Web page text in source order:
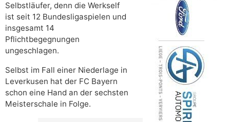
Selbstläufer, denn die Werkself
ist seit 12 Bundesligaspielen und
insgesamt 14
Pflichtbegegnungen
ungeschlagen.
Selbst im Fall einer Niederlage in
Leverkusen hat der FC Bayern
schon eine Hand an der sechsten
Meisterschale in Folge.